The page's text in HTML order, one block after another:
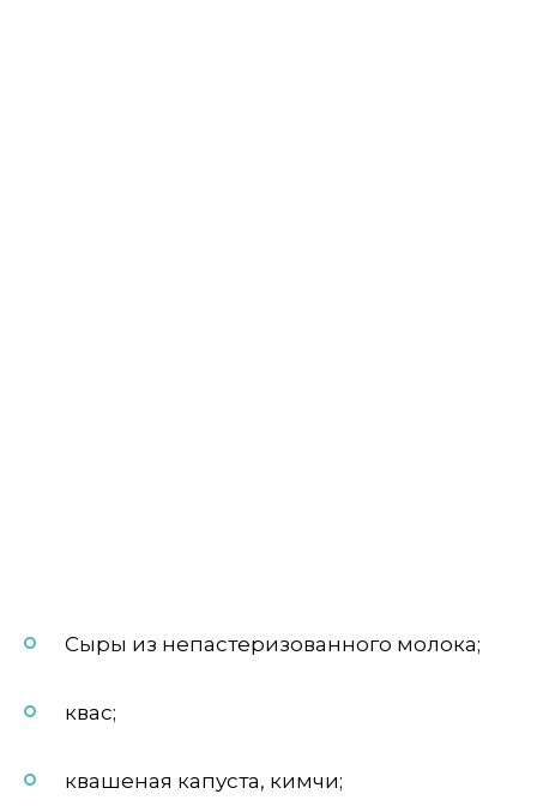
Сыры из непастеризованного молока;
квас;
квашеная капуста, кимчи;